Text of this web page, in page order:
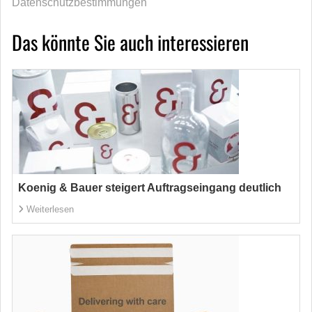
Datenschutzbestimmungen
Das könnte Sie auch interessieren
Koenig & Bauer steigert Auftragseingang deutlich
Weiterlesen